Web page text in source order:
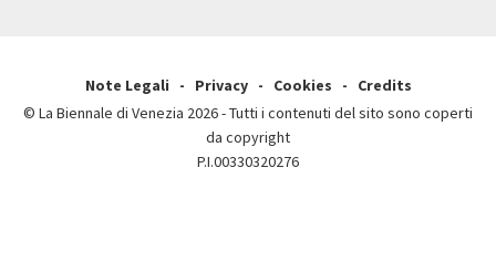
Note Legali Privacy Cookies
Credits
© La Biennale di Venezia 2026 - Tutti i contenuti del sito sono coperti
da copyright
P.I.00330320276